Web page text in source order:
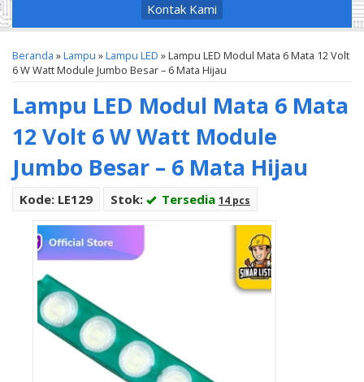
Kontak Kami
Beranda »Lampu »Lampu LED »Lampu LED Modul Mata 6 Mata 12 Volt
6 W Watt Module Jumbo Besar – 6 Mata Hijau
Lampu LED Modul Mata 6 Mata
12 Volt 6 W Watt Module
Jumbo Besar – 6 Mata Hijau
Kode: LE129 Stok: Tersedia 14 pcs